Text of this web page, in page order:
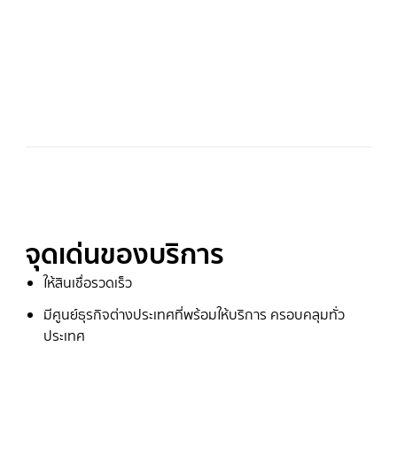
จุดเด่นของบริการ
ให้สินเชื่อรวดเร็ว
มีศูนย์ธุรกิจต่างประเทศที่พร้อมให้บริการ ครอบคลุมทั่ว
ประเทศ